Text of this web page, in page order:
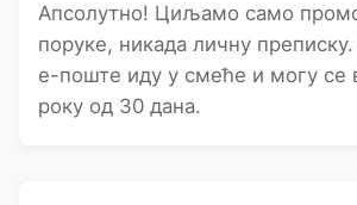
Апсолутно! Циљамо само
поруке, никада личну
е-поште иду у смеће и могу се
року од 30 дана.